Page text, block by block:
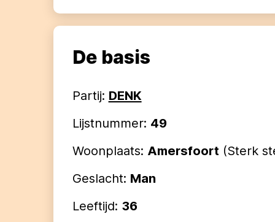
De basis
Partij: DENK
Lijstnummer: 49
Woonplaats: Amersfoort (Sterk
Geslacht: Man
Leeftijd: 36